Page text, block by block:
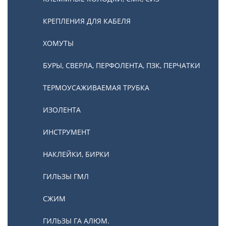
КРЕПЛЕНИЯ ДЛЯ КАБЕЛЯ
ХОМУТЫ
БУРЫ, СВЕРЛА, ПЕРФОЛЕНТА, ПЗК, ПЕРЧАТКИ
ТЕРМОУСАЖИВАЕМАЯ ТРУБКА
ИЗОЛЕНТА
ИНСТРУМЕНТ
НАКЛЕЙКИ, БИРКИ
ГИЛЬЗЫ ГМЛ
СЖИМ
ГИЛЬЗЫ ГА АЛЮМ.